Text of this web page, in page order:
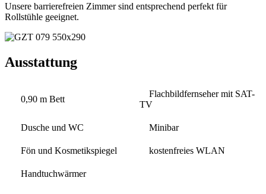
Unsere barrierefreien Zimmer sind entsprechend perfekt für
Rollstühle geeignet.
Ausstattung
0,90 m Bett
Flachbildfernseher mit SAT-
TV
Dusche und WC Minibar
Fön und Kosmetikspiegel kostenfreies WLAN
Handtuchwärmer